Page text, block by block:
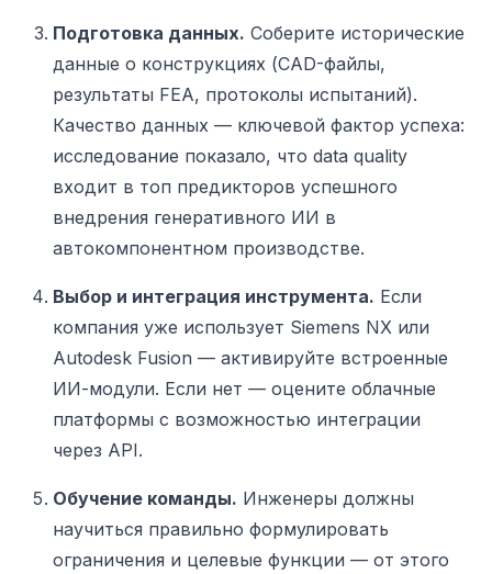
Подготовка данных. Соберите исторические
данные о конструкциях (CAD-файлы,
результаты FEA, протоколы испытаний).
Качество данных — ключевой фактор успеха:
исследование показало, что data quality
входит в топ предикторов успешного
внедрения генеративного ИИ в
автокомпонентном производстве.
Выбор и интеграция инструмента. Если
компания уже использует Siemens NX или
Autodesk Fusion — активируйте встроенные
ИИ-модули. Если нет — оцените облачные
платформы с возможностью интеграции
через API.
Обучение команды. Инженеры должны
научиться правильно формулировать
ограничения и целевые функции — от этого